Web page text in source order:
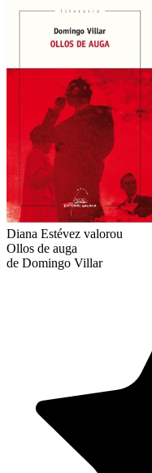
Diana Estévez valorou
Ollos de auga
de Domingo Villar